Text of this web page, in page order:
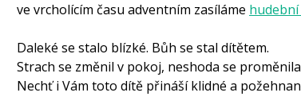
ve vrcholícím času adventním zasíláme
Daleké se stalo blízké. Bůh se stal dítětem.
Strach se změnil v pokoj, neshoda se
Nechť i Vám toto dítě přináší klidné a